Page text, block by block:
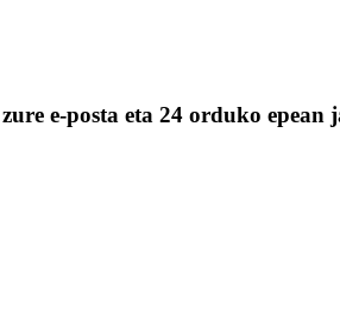
e-posta eta 24 orduko